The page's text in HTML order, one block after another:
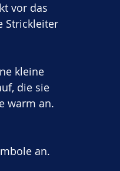
vor das
Strickleiter
kleine
die sie
warm an.
an.